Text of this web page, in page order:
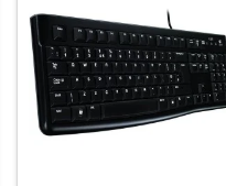
Antivirus